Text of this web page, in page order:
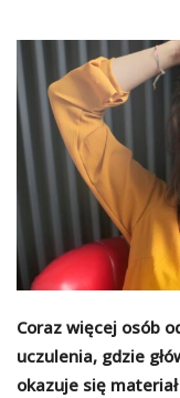
Coraz więcej osób
uczulenia, gdzie
okazuje się